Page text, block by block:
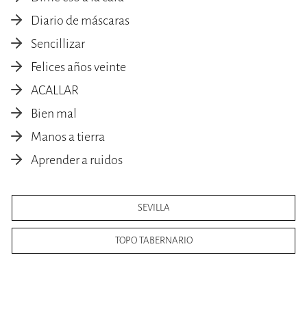
Diario de máscaras
Sencillizar
Felices años veinte
ACALLAR
Bien mal
Manos a tierra
Aprender a ruidos
SEVILLA
TOPO TABERNARIO